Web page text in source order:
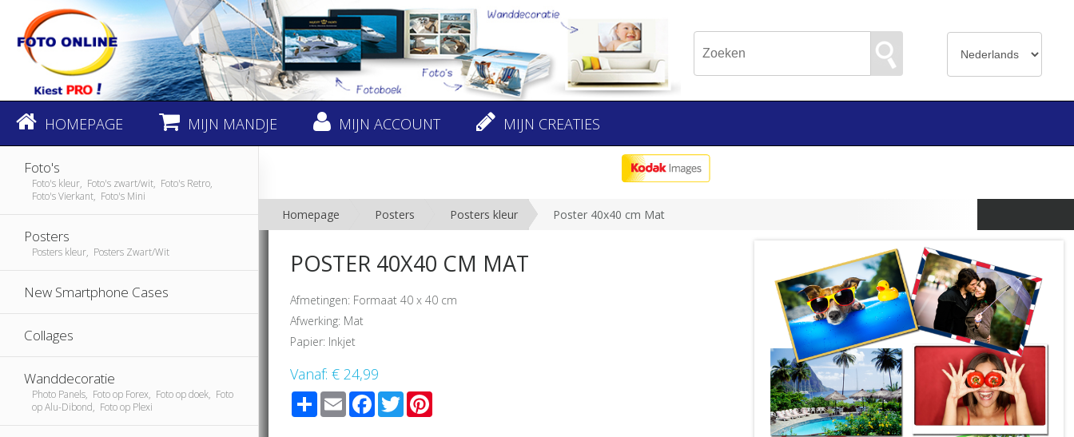
HOMEPAGE MIJN MANDJE MIJN ACCOUNT MIJN CREATIES
Foto's
Foto's kleur, Foto's zwart/wit, Foto's Retro,
Foto's Vierkant, Foto's Mini
Posters
Posters kleur, Posters Zwart/Wit
New Smartphone Cases
Collages
Wanddecoratie
Photo Panels, Foto op Forex, Foto op doek, Foto
op Alu-Dibond, Foto op Plexi
Homepage Posters Posters kleur Poster 40x40 cm Mat
POSTER 40X40 CM MAT
Afmetingen: Formaat 40 x 40 cm
Afwerking: Mat
Papier: Inkjet
Vanaf: € 24,99
ShareEmailFacebook
TwitterPinterest